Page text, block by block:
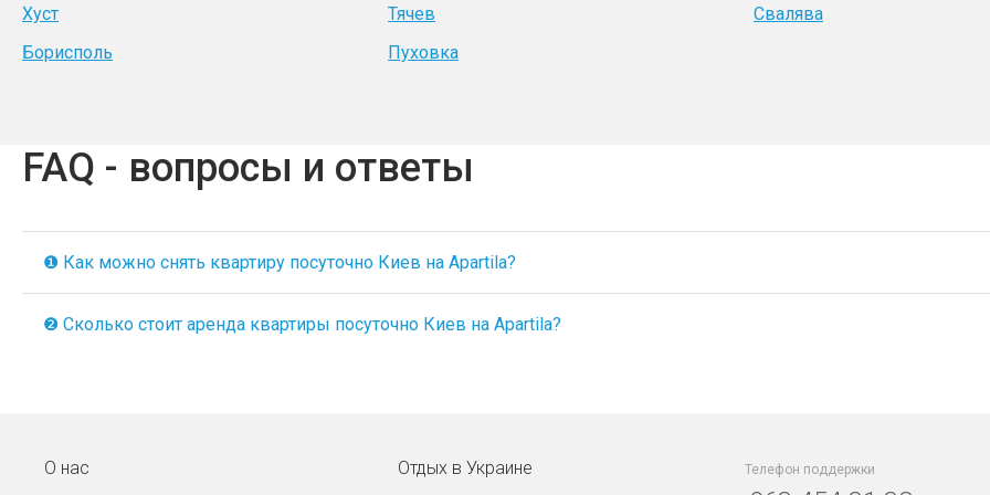
Хуст
Тячев Свалява
Борисполь
Пуховка
FAQ - вопросы и ответы
❶ Как можно снять квартиру посуточно Киев на Apartila?
❷ Сколько стоит аренда квартиры посуточно Киев на Apartila?
О нас Отдых в Украине Телефон поддержки